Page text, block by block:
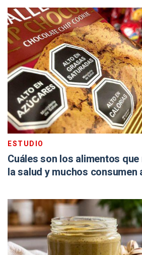
ESTUDIO
Cuáles son los alimentos
la salud y muchos consumen